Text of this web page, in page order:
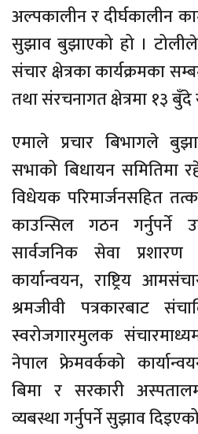
अल्पकालीन र दीर्घकालीन
सुझाव बुझाएको हो ।
संचार क्षेत्रका कार्यक्रमका
तथा संरचनागत क्षेत्रमा १३
एमाले प्रचार बिभागले
सभाको बिधायन समितिमा
विधेयक परिमार्जनसहित
काउन्सिल गठन
सार्वजनिक सेवा
कार्यान्वयन, राष्ट्रिय
श्रमजीवी पत्रकारबाट
स्वरोजगारमुलक
नेपाल फ्रेमवर्कको
बिमा र सरकारी
व्यबस्था गर्नुपर्ने सुझाव